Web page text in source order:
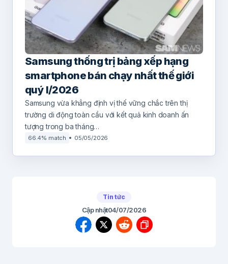
Samsung thống trị bảng xếp hạng
smartphone bán chạy nhất thế giới
quý I/2026
Samsung vừa khẳng định vị thế vững chắc trên thị
trường di động toàn cầu với kết quả kinh doanh ấn
tượng trong ba tháng…
66.4% match 05/05/2026
Tin tức
Cập nhật04/07/2026